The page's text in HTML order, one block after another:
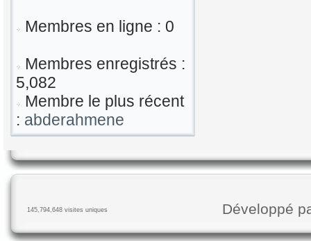
Membres en ligne : 0
Membres enregistrés :
5,082
Membre le plus récent
: abderahmene
145,794,648 visites uniques Développé